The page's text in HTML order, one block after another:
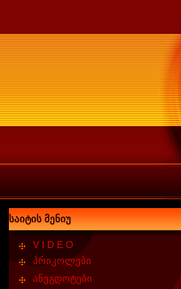
საიტის მენიუ
V I D E O
პრიკოლები
ანეგდოტები